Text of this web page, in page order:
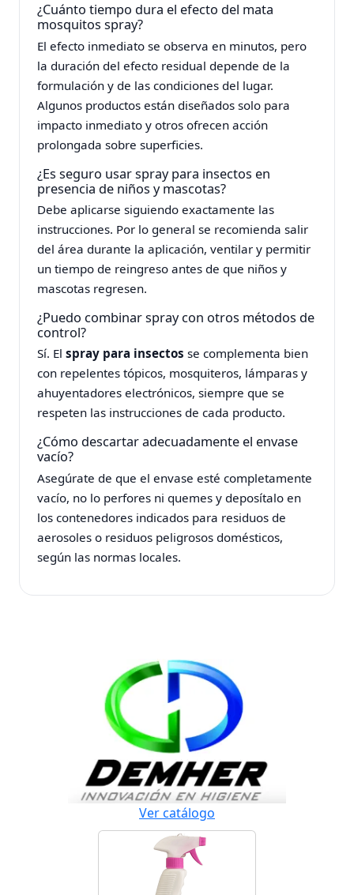
¿Cuánto tiempo dura el efecto del mata
mosquitos spray?
El efecto inmediato se observa en minutos, pero
la duración del efecto residual depende de la
formulación y de las condiciones del lugar.
Algunos productos están diseñados solo para
impacto inmediato y otros ofrecen acción
prolongada sobre superficies.
¿Es seguro usar spray para insectos en
presencia de niños y mascotas?
Debe aplicarse siguiendo exactamente las
instrucciones. Por lo general se recomienda salir
del área durante la aplicación, ventilar y permitir
un tiempo de reingreso antes de que niños y
mascotas regresen.
¿Puedo combinar spray con otros métodos de
control?
Sí. Elspray para insectos se complementa bien
con repelentes tópicos, mosquiteros, lámparas y
ahuyentadores electrónicos, siempre que se
respeten las instrucciones de cada producto.
¿Cómo descartar adecuadamente el envase
vacío?
Asegúrate de que el envase esté completamente
vacío, no lo perfores ni quemes y deposítalo en
los contenedores indicados para residuos de
aerosoles o residuos peligrosos domésticos,
según las normas locales.
Ver catálogo